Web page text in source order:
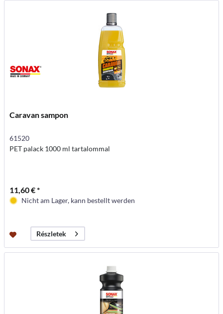
Caravan sampon
61520
PET palack 1000 ml tartalommal
11,60 € *
Nicht am Lager, kann bestellt werden
Részletek